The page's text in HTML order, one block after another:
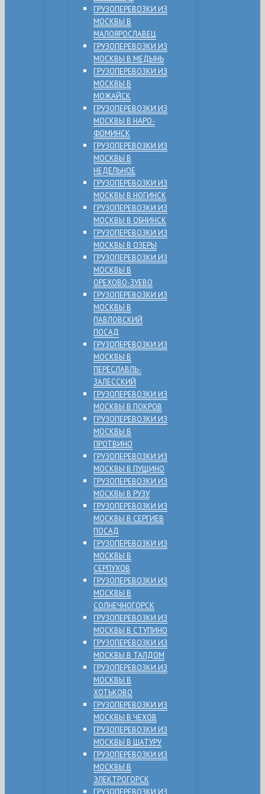
ГРУЗОПЕРЕВОЗКИ ИЗ
МОСКВЫ В
МАЛОЯРОСЛАВЕЦ
ГРУЗОПЕРЕВОЗКИ ИЗ
МОСКВЫ В МЕДЫНЬ
ГРУЗОПЕРЕВОЗКИ ИЗ
МОСКВЫ В
МОЖАЙСК
ГРУЗОПЕРЕВОЗКИ ИЗ
МОСКВЫ В НАРО-
ФОМИНСК
ГРУЗОПЕРЕВОЗКИ ИЗ
МОСКВЫ В
НЕДЕЛЬНОЕ
ГРУЗОПЕРЕВОЗКИ ИЗ
МОСКВЫ В НОГИНСК
ГРУЗОПЕРЕВОЗКИ ИЗ
МОСКВЫ В ОБНИНСК
ГРУЗОПЕРЕВОЗКИ ИЗ
МОСКВЫ В ОЗЕРЫ
ГРУЗОПЕРЕВОЗКИ ИЗ
МОСКВЫ В
ОРЕХОВО-ЗУЕВО
ГРУЗОПЕРЕВОЗКИ ИЗ
МОСКВЫ В
ПАВЛОВСКИЙ
ПОСАД
ГРУЗОПЕРЕВОЗКИ ИЗ
МОСКВЫ В
ПЕРЕСЛАВЛЬ-
ЗАЛЕССКИЙ
ГРУЗОПЕРЕВОЗКИ ИЗ
МОСКВЫ В ПОКРОВ
ГРУЗОПЕРЕВОЗКИ ИЗ
МОСКВЫ В
ПРОТВИНО
ГРУЗОПЕРЕВОЗКИ ИЗ
МОСКВЫ В ПУЩИНО
ГРУЗОПЕРЕВОЗКИ ИЗ
МОСКВЫ В РУЗУ
ГРУЗОПЕРЕВОЗКИ ИЗ
МОСКВЫ В СЕРГИЕВ
ПОСАД
ГРУЗОПЕРЕВОЗКИ ИЗ
МОСКВЫ В
СЕРПУХОВ
ГРУЗОПЕРЕВОЗКИ ИЗ
МОСКВЫ В
СОЛНЕЧНОГОРСК
ГРУЗОПЕРЕВОЗКИ ИЗ
МОСКВЫ В СТУПИНО
ГРУЗОПЕРЕВОЗКИ ИЗ
МОСКВЫ В ТАЛДОМ
ГРУЗОПЕРЕВОЗКИ ИЗ
МОСКВЫ В
ХОТЬКОВО
ГРУЗОПЕРЕВОЗКИ ИЗ
МОСКВЫ В ЧЕХОВ
ГРУЗОПЕРЕВОЗКИ ИЗ
МОСКВЫ В ШАТУРУ
ГРУЗОПЕРЕВОЗКИ ИЗ
МОСКВЫ В
ЭЛЕКТРОГОРСК
ГРУЗОПЕРЕВОЗКИ ИЗ